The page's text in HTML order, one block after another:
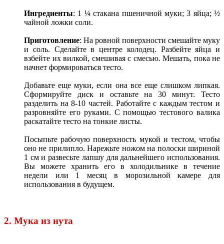
Ингредиенты: 1 ¼ стакана пшеничной муки; 3 яйца; ½
чайной ложки соли.
Приготовление: На ровной поверхности смешайте муку
и соль. Сделайте в центре колодец. Разбейте яйца и
взбейте их вилкой, смешивая с смесью. Мешать, пока не
начнет формироваться тесто.
Добавьте еще муки, если она все еще слишком липкая.
Сформируйте диск и оставьте на 30 минут. Тесто
разделить на 8-10 частей. Работайте с каждым тестом и
разровняйте его руками. С помощью тестового валика
раскатайте тесто на тонкие листы.
Посыпьте рабочую поверхность мукой и тестом, чтобы
оно не прилипло. Нарежьте ножом на полоски шириной
1 см и развесьте лапшу для дальнейшего использования.
Вы можете хранить его в холодильнике в течение
недели или 1 месяц в морозильной камере для
использования в будущем.
2. Мука из нута